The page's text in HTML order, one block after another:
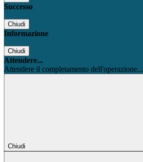
Successo
Chiudi
Informazione
Chiudi
Attendere...
Attendere il completamento dell'operazione...
Chiudi